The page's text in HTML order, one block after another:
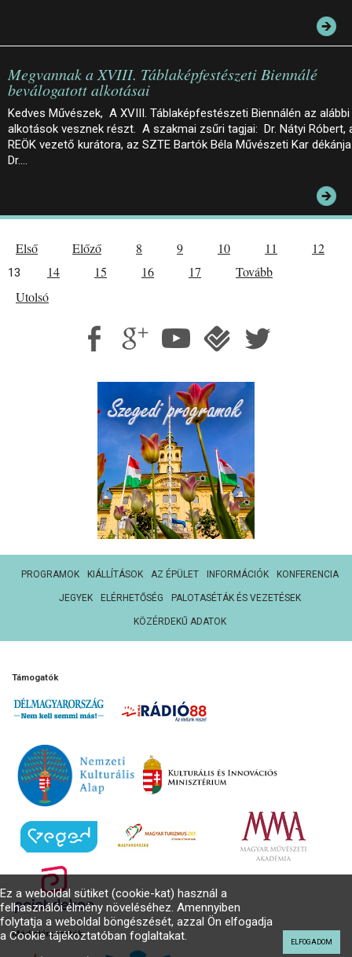
Megvannak a XVIII. Táblaképfestészeti Biennálé
beválogatott alkotásai
Kedves Művészek, A XVIII. Táblaképfestészeti Biennálén az alábbi
alkotások vesznek részt. A szakmai zsűri tagjai: Dr. Nátyi Róbert,
REÖK vezető kurátora, az SZTE Bartók Béla Művészeti Kar dékánja
Dr.…
Első Előző 8 9 10 11 12
13 14 15 16 17
Tovább
Utolsó
PROGRAMOK KIÁLLÍTÁSOK AZ ÉPÜLET INFORMÁCIÓK KONFERENCIA
JEGYEK ELÉRHETŐSÉG PALOTASÉTÁK ÉS VEZETÉSEK
KÖZÉRDEKŰ ADATOK
Támogatók
Médiatámogatók
Ez a weboldal sütiket (cookie-kat) használ a
felhasználói élmény növeléséhez. Amennyiben
folytatja a weboldal böngészését, azzal Ön elfogadja
a Cookie tájékoztatóban foglaltakat.
ELFOGADOM